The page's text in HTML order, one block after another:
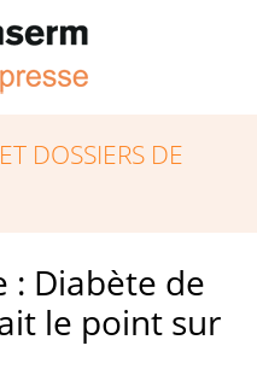
DOSSIERS DE
: Diabète de
le point sur